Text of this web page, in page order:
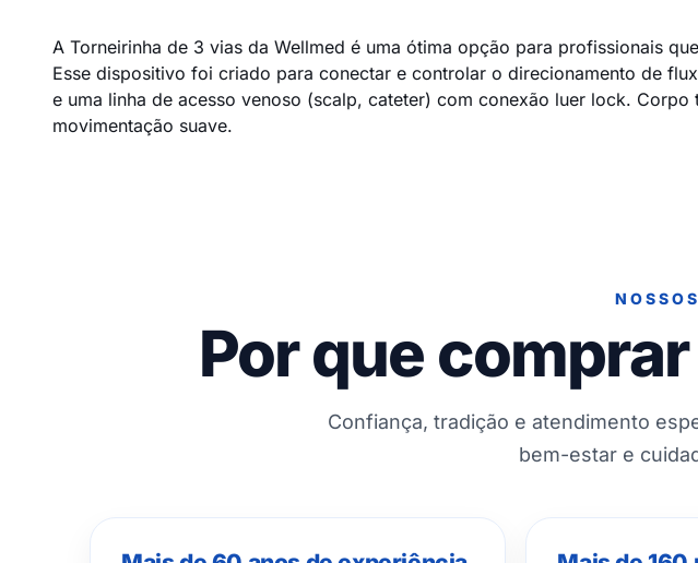
A Torneirinha de 3 vias da Wellmed é uma ótima opção para profissionais
Esse dispositivo foi criado para conectar e controlar o direcionamento de
e uma linha de acesso venoso (scalp, cateter) com conexão luer lock.
movimentação suave.
Por que
Confiança, tradição e atendimento
bem-estar e